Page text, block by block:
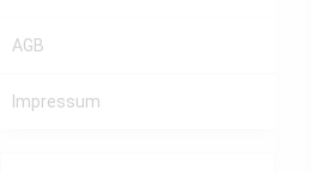
AGB
Impressum